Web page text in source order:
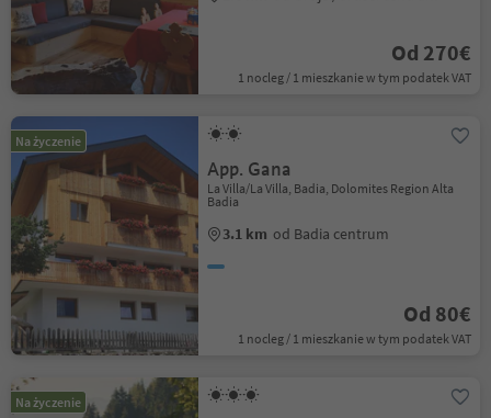
Od 270€
1 nocleg / 1 mieszkanie w tym podatek VAT
Na życzenie
App. Gana
La Villa/La Villa, Badia, Dolomites Region Alta
Badia
3.1 km od Badia centrum
Od 80€
1 nocleg / 1 mieszkanie w tym podatek VAT
Na życzenie